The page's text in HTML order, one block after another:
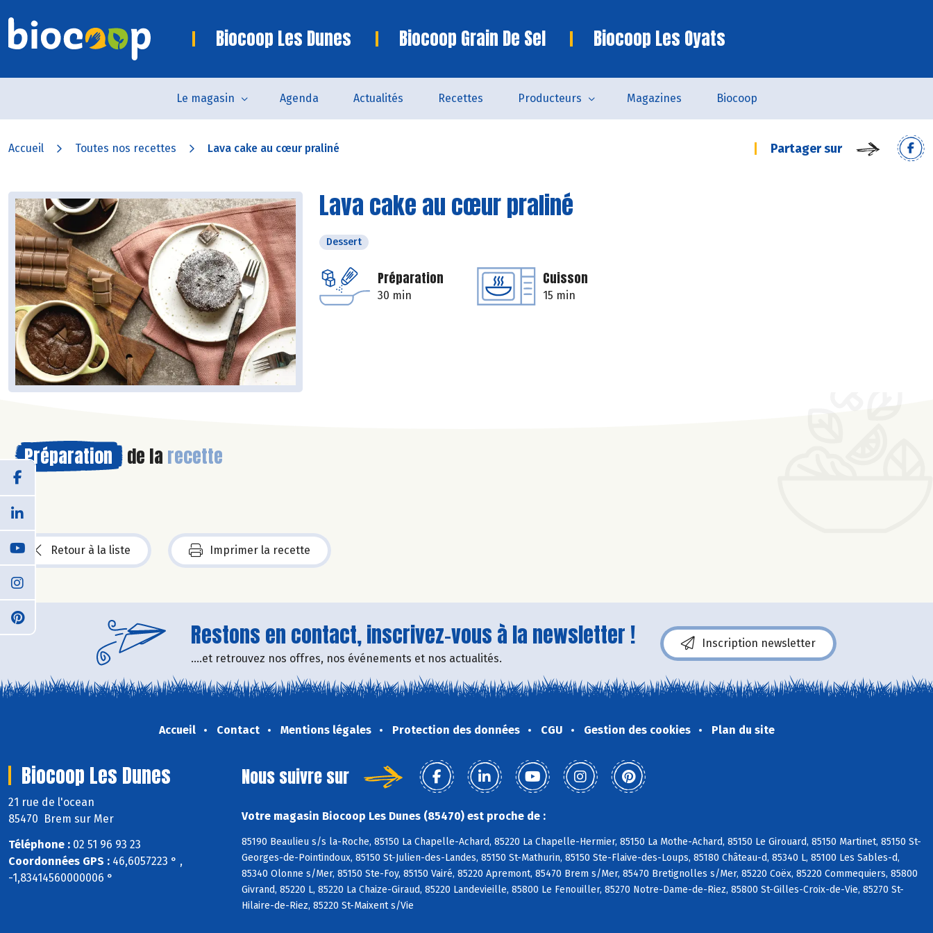
Biocoop Les Dunes Biocoop Grain De Sel Biocoop Les Oyats
Le magasin Agenda Actualités Recettes Producteurs Magazines Biocoop
Accueil Toutes nos recettes Lava cake au cœur praliné Partager sur
Lava cake au cœur praliné
Dessert
Préparation
30 min
Cuisson
15 min
Préparation de la recette
Retour à la liste Imprimer la recette
Restons en contact, inscrivez-vous à la newsletter !
....et retrouvez nos offres, nos événements et nos actualités.
Inscription newsletter
Accueil Contact Mentions légales Protection des données CGU Gestion des cookies Plan du site
Biocoop Les Dunes
21 rue de l'ocean
85470 Brem sur Mer
Téléphone : 02 51 96 93 23
Coordonnées GPS : 46,6057223 ° ,
-1,83414560000006 °
Nous suivre sur
Votre magasin Biocoop Les Dunes (85470) est proche de :
85190 Beaulieu s/s la-Roche, 85150 La Chapelle-Achard, 85220 La Chapelle-Hermier, 85150 La Mothe-Achard, 85150 Le Girouard, 85150 Martinet, 85150 St-
Georges-de-Pointindoux, 85150 St-Julien-des-Landes, 85150 St-Mathurin, 85150 Ste-Flaive-des-Loups, 85180 Château-d, 85340 L, 85100 Les Sables-d,
85340 Olonne s/Mer, 85150 Ste-Foy, 85150 Vairé, 85220 Apremont, 85470 Brem s/Mer, 85470 Bretignolles s/Mer, 85220 Coëx, 85220 Commequiers, 85800
Givrand, 85220 L, 85220 La Chaize-Giraud, 85220 Landevieille, 85800 Le Fenouiller, 85270 Notre-Dame-de-Riez, 85800 St-Gilles-Croix-de-Vie, 85270 St-
Hilaire-de-Riez, 85220 St-Maixent s/Vie